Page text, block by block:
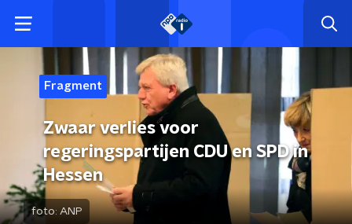
Fragment
Zwaar verlies voor
regeringspartijen CDU en SPD in
Hessen
foto: ANP